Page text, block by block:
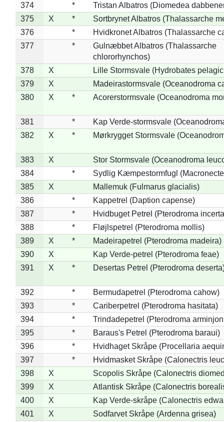
374
*
Tristan Albatros (Diomedea
375
X *
Sortbrynet Albatros (Thalassarche
376
*
Hvidkronet Albatros (Thalassarche
377
*
Gulnæbbet Albatros (Thalassarche
chlororhynchos)
378
X
Lille Stormsvale (Hydrobates
379
X
Madeirastormsvale (Oceanodroma
380
X * Acorerstormsvale (Oceanodroma
381 *
Kap Verde-stormsvale
382
X * Mørkrygget Stormsvale
383 X
Stor Stormsvale (Oceanodroma
384
*
Sydlig Kæmpestormfugl
385
X
Mallemuk (Fulmarus glacialis)
386
*
Kappetrel (Daption capense)
387
*
Hvidbuget Petrel (Pterodroma
388
*
Fløjlspetrel (Pterodroma mollis)
389
X *
Madeirapetrel (Pterodroma madeira)
390
X
Kap Verde-petrel (Pterodroma feae)
391
X * Desertas Petrel (Pterodroma
392 *
Bermudapetrel (Pterodroma cahow)
393
*
Cariberpetrel (Pterodroma hasitata)
394
*
Trindadepetrel (Pterodroma
395
*
Baraus's Petrel (Pterodroma baraui)
396
*
Hvidhaget Skråpe (Procellaria
397
*
Hvidmasket Skråpe (Calonectris
398
X
Scopolis Skråpe (Calonectris
399
X
Atlantisk Skråpe (Calonectris
400
X
Kap Verde-skråpe (Calonectris
401
X
Sodfarvet Skråpe (Ardenna grisea)